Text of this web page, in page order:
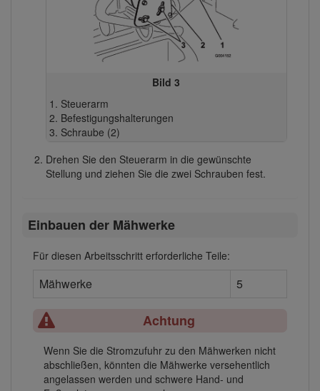
Bild 3
Steuerarm
Befestigungshalterungen
Schraube (2)
Drehen Sie den Steuerarm in die gewünschte
Stellung und ziehen Sie die zwei Schrauben fest.
Einbauen der Mähwerke
Für diesen Arbeitsschritt erforderliche Teile:
Mähwerke 5
Achtung
Wenn Sie die Stromzufuhr zu den Mähwerken nicht
abschließen, könnten die Mähwerke versehentlich
angelassen werden und schwere Hand- und